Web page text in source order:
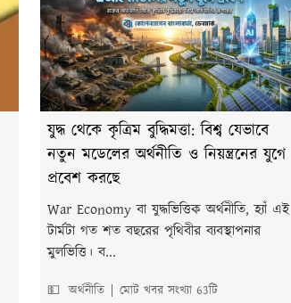
যুদ্ধ থেকে কৃত্রিম বুদ্ধিমত্তা: বিশ্ব যেভাবে
নতুন মডেলের অর্থনীতি ও নিয়ন্ত্রনের যুগে
প্রবেশ করছে
War Economy বা যুদ্ধভিত্তিক অর্থনীতি, হ্যাঁ এই
টার্মটা গত শত বছরের পৃথিবীর ব্যবস্থাপনার
মুলভিত্তি। ব...
💵 অর্থনীতি মোট খবর সংখ্যা 63টি